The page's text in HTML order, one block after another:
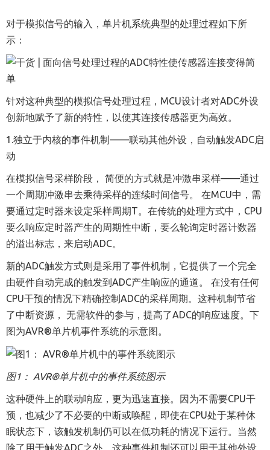
对于模拟信号的输入， 单片机系统典型的处理过程如下所
示：
针对这种典型的模拟信号处理过程，MCU设计者对ADC外设
创新地赋予了新的特性，以使其连接传感器更为高效。
1.独立于内核的事件机制——联动其他外设，自动触发ADC启
动
在模拟信号采样阶段， 简便的方式就是冲激串采样——通过
一个周期冲激串去乘待采样的连续时间信号。
在MCU中，需
要通过定时器来设定采样周期T。在传统的处理方式中，CPU
要么响应定时器产生的周期性中断，要么轮询定时器计数器
的溢出标志，来启动ADC。
新的ADC触发方式则是采用了事件机制，它提供了一个完全
由硬件自动完成的触发到ADC产生响应的通道。
在没有任何
CPU干预的情况下精确控制ADC的采样周期。这种机制节省
了中断资源，
无需软件的参与，提高了ADC的响应速度。下
图为AVR®单片机事件系统的示意图。
图1 ： AVR®单片机中的事件系统图示
这种硬件上的联动响应，更为迅速直接。因为不需要CPU干
预，也减少了不必要的中断或唤醒，即使在CPU处于某种休
眠状态下，该触发机制仍可以在低功耗的情况下运行。当然
除了用于触发ADC之外，这种事件机制还可以用于其他外设